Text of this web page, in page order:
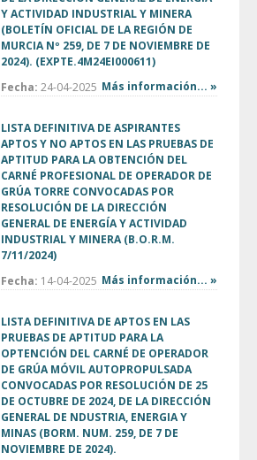
Y ACTIVIDAD INDUSTRIAL Y MINERA
(BOLETÍN OFICIAL DE LA REGIÓN DE
MURCIA Nº 259, DE 7 DE NOVIEMBRE DE
2024). (EXPTE.4M24EI000611)
Fecha: 24-04-2025 Más información... »
LISTA DEFINITIVA DE ASPIRANTES
APTOS Y NO APTOS EN LAS PRUEBAS DE
APTITUD PARA LA OBTENCIÓN DEL
CARNÉ PROFESIONAL DE OPERADOR DE
GRÚA TORRE CONVOCADAS POR
RESOLUCIÓN DE LA DIRECCIÓN
GENERAL DE ENERGÍA Y ACTIVIDAD
INDUSTRIAL Y MINERA (B.O.R.M.
7/11/2024)
Fecha: 14-04-2025 Más información... »
LISTA DEFINITIVA DE APTOS EN LAS
PRUEBAS DE APTITUD PARA LA
OPTENCIÓN DEL CARNÉ DE OPERADOR
DE GRÚA MÓVIL AUTOPROPULSADA
CONVOCADAS POR RESOLUCIÓN DE 25
DE OCTUBRE DE 2024, DE LA DIRECCIÓN
GENERAL DE NDUSTRIA, ENERGIA Y
MINAS (BORM. NUM. 259, DE 7 DE
NOVIEMBRE DE 2024).